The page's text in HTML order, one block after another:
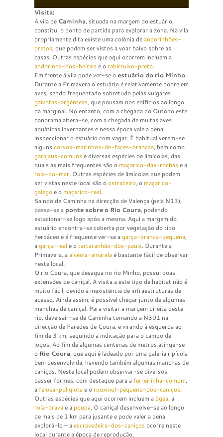
Visita:
A vila de Caminha, situada na margem do estuário,
constitui o ponto de partida para explorar a zona. Na vila
propriamente dita existe uma colónia deandorinhões-
pretos, que podem ser vistos a voar baixo sobre as
casas. Outras espécies que aqui ocorrem incluem a
andorinha-dos-beiraise o rabirruivo-preto.
Em frente à vila pode ver-se oestuário do rio Minho.
Durante a Primavera o estuário é relativamente pobre em
aves, sendo frequentado sobretudo pelas vulgares
gaivotas-argênteas, que pousam nos edifícios ao longo
da marginal. No entanto, com a chegada do Outono este
panorama altera-se, com a chegada de muitas aves
aquáticas invernantes e nessa época vale a pena
inspeccionar o estuário com vagar. É habitual verem-se
algunscorvos-marinhos-de-faces-brancas, bem como
garajaus-comunse diversas espécies de limícolas, das
quais as mais frequentes são o maçarico-das-rochase a
rola-do-mar. Outras espécies de limícolas que podem
ser vistas neste local são oostraceiro, o maçarico-
galegoe o maçarico-real.
Saindo de Caminha na direcção de Valença (pela N13),
passa-se a ponte sobre o Rio Coura, podendo
estacionar-se logo após a mesma. Aqui a margem do
estuário encontra-se coberta por vegetação do tipo
herbáceo e é frequente ver-se agarça-branca-pequena,
agarça-reale otartaranhão-dos-pauis. Durante a
Primavera, aalvéola-amarelaé bastante fácil de observar
neste local.
O rio Coura, que desagua no rio Minho, possui boas
extensões de caniçal. A visita a este tipo de habitat não é
muito fácil, devido à inexistência de infraestruturas de
acesso. Ainda assim, é possível chegar junto de algumas
manchas de caniçal. Para visitar a margem direita deste
rio, deve sair-se de Caminha tomando a N301 na
direcção de Paredes de Coura, e virando à esquerda ao
fim de 3 km, seguindo a indicação para o campo de
jogos. Ao fim de algumas centenas de metros atinge-se
o Rio Coura, que aqui é ladeado por uma galeria ripícola
bem desenvolvida, havendo também algumas manchas de
caniços. Neste local podem observar-se diversos
passeriformes, com destaque para aferreirinha-comum,
afelosa-poliglotae o rouxinol-pequeno-dos-caniços.
Outras espécies que aqui ocorrem incluem aógea, a
rola-bravae a poupa. O caniçal desenvolve-se ao longo
de mais de 1 km para jusante e pode valer a pena
explorá-lo – aescrevedeira-dos-caniçosocorre neste
local durante a época de reprodução.